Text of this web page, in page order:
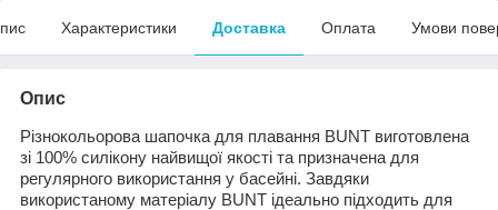
Характеристики Доставка Оплата Умови
Опис
Різнокольорова шапочка для плавання BUNT виготовлена ​​
зі 100% силікону найвищої якості та призначена для
регулярного використання у басейні. Завдяки
використаному матеріалу BUNT ідеально підходить для